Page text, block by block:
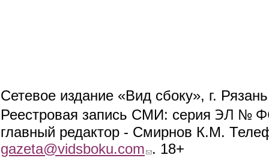
Сетевое издание «Вид сбоку», г.
Реестровая запись СМИ: серия ЭЛ №
главный редактор - Смирнов К.М.
gazeta@vidsboku.com (link sends e-mail)
. 18+